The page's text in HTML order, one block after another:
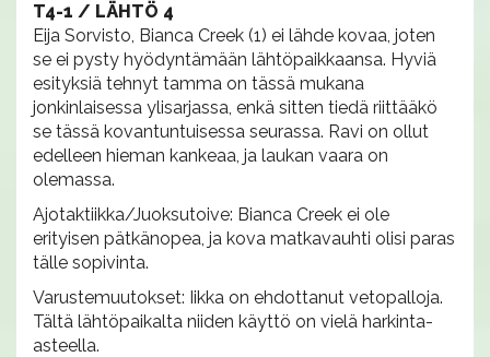
T4-1 / LÄHTÖ 4
Eija Sorvisto, Bianca Creek (1) ei lähde kovaa, joten
se ei pysty hyödyntämään lähtöpaikkaansa. Hyviä
esityksiä tehnyt tamma on tässä mukana
jonkinlaisessa ylisarjassa, enkä sitten tiedä riittääkö
se tässä kovantuntuisessa seurassa. Ravi on ollut
edelleen hieman kankeaa, ja laukan vaara on
olemassa.
Ajotaktiikka/Juoksutoive: Bianca Creek ei ole
erityisen pätkänopea, ja kova matkavauhti olisi paras
tälle sopivinta.
Varustemuutokset: Iikka on ehdottanut vetopalloja.
Tältä lähtöpaikalta niiden käyttö on vielä harkinta-
asteella.